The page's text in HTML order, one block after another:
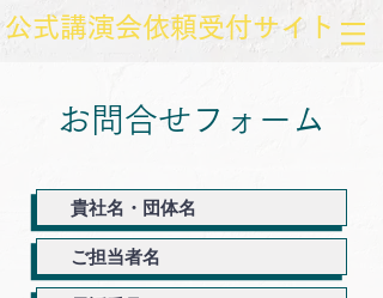
​公式講演会依頼受付サイト
お問合せフォーム